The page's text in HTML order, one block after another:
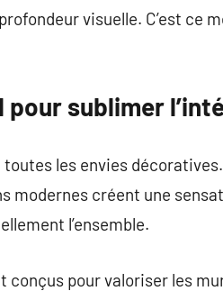
visuelle. C’est ce
sublimer
les envies
créent une
l’ensemble.
conçus pour valoriser les